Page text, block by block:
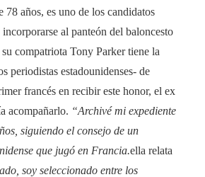
78 años, es uno de los candidatos
incorporarse al panteón del baloncesto
compatriota Tony Parker tiene la
periodistas estadounidenses- de
francés en recibir este honor, el ex
acompañarlo. “Archivé mi expediente
siguiendo el consejo de un
que jugó en Francia.ella relata
soy seleccionado entre los